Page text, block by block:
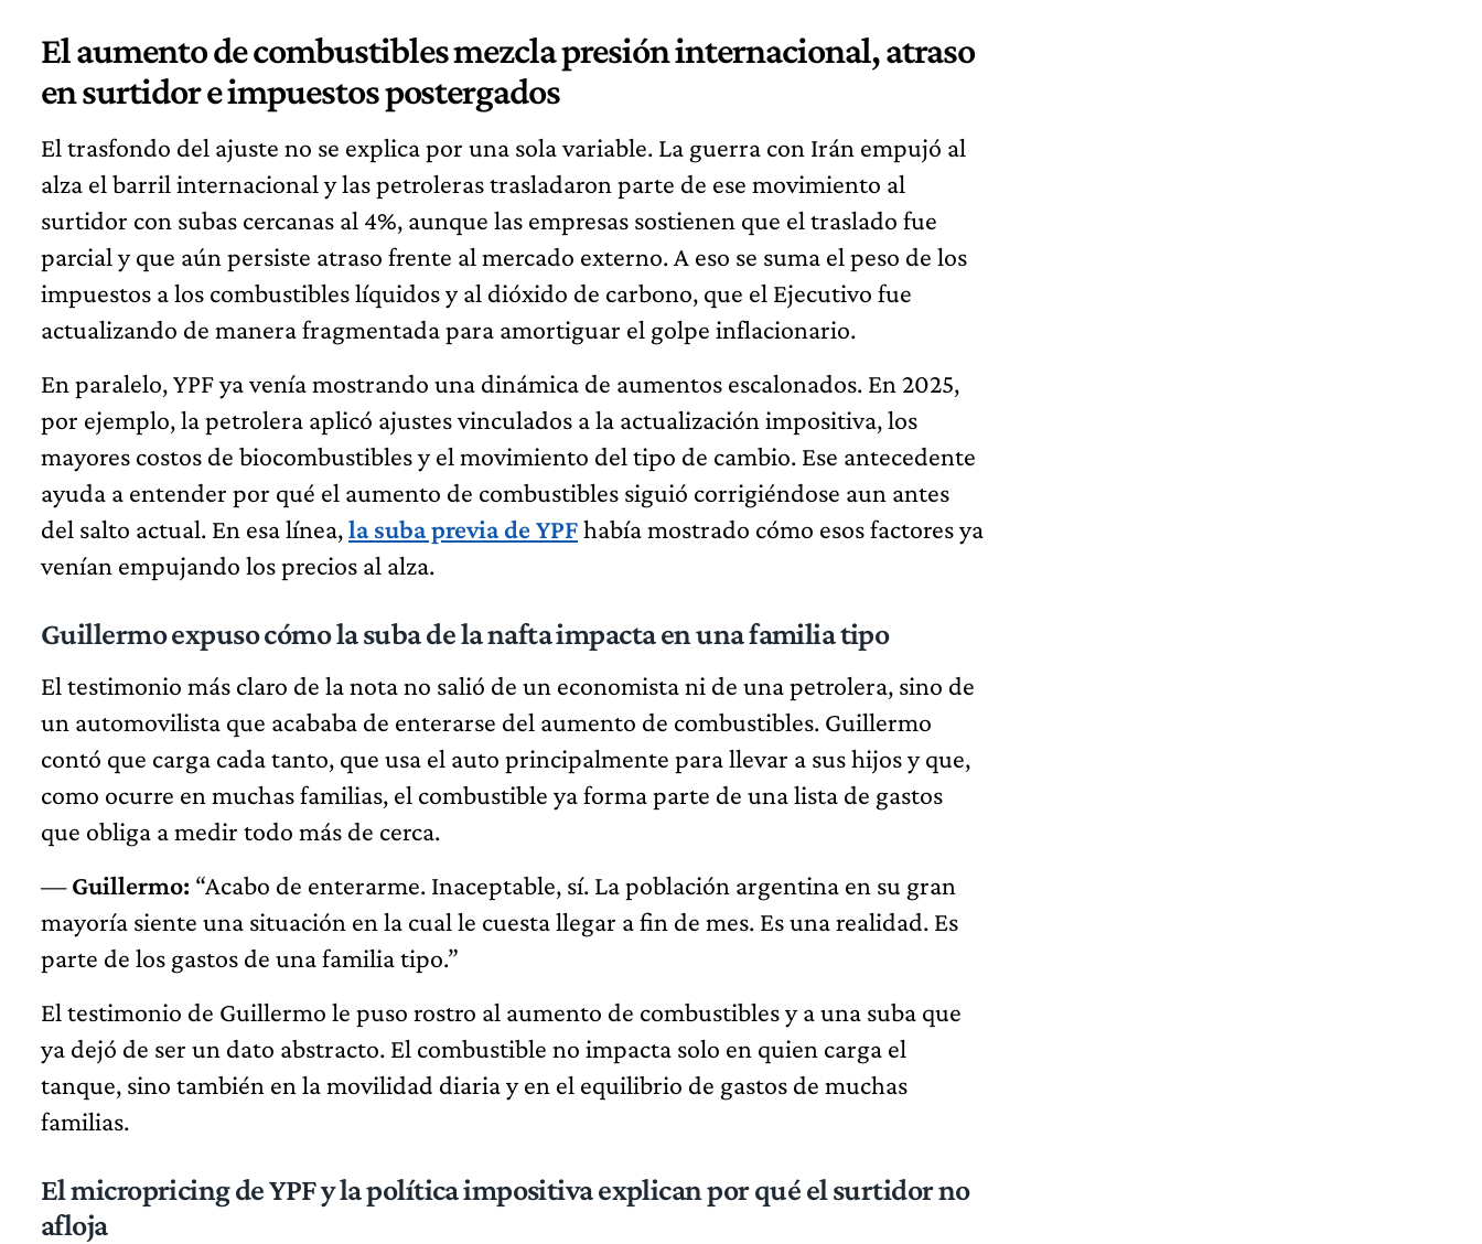
El aumento de combustibles mezcla presión internacional, atraso
en surtidor e impuestos postergados
El trasfondo del ajuste no se explica por una sola variable. La guerra con Irán empujó al
alza el barril internacional y las petroleras trasladaron parte de ese movimiento al
surtidor con subas cercanas al 4%, aunque las empresas sostienen que el traslado fue
parcial y que aún persiste atraso frente al mercado externo. A eso se suma el peso de los
impuestos a los combustibles líquidos y al dióxido de carbono, que el Ejecutivo fue
actualizando de manera fragmentada para amortiguar el golpe inflacionario.
En paralelo, YPF ya venía mostrando una dinámica de aumentos escalonados. En 2025,
por ejemplo, la petrolera aplicó ajustes vinculados a la actualización impositiva, los
mayores costos de biocombustibles y el movimiento del tipo de cambio. Ese antecedente
ayuda a entender por qué el aumento de combustibles siguió corrigiéndose aun antes
del salto actual. En esa línea,la suba previa de YPFhabía mostrado cómo esos factores ya
venían empujando los precios al alza.
Guillermo expuso cómo la suba de la nafta impacta en una familia tipo
El testimonio más claro de la nota no salió de un economista ni de una petrolera, sino de
un automovilista que acababa de enterarse del aumento de combustibles. Guillermo
contó que carga cada tanto, que usa el auto principalmente para llevar a sus hijos y que,
como ocurre en muchas familias, el combustible ya forma parte de una lista de gastos
que obliga a medir todo más de cerca.
—Guillermo: “Acabo de enterarme. Inaceptable, sí. La población argentina en su gran
mayoría siente una situación en la cual le cuesta llegar a fin de mes. Es una realidad. Es
parte de los gastos de una familia tipo.”
El testimonio de Guillermo le puso rostro al aumento de combustibles y a una suba que
ya dejó de ser un dato abstracto. El combustible no impacta solo en quien carga el
tanque, sino también en la movilidad diaria y en el equilibrio de gastos de muchas
familias.
El micropricing de YPF y la política impositiva explican por qué el surtidor no
afloja